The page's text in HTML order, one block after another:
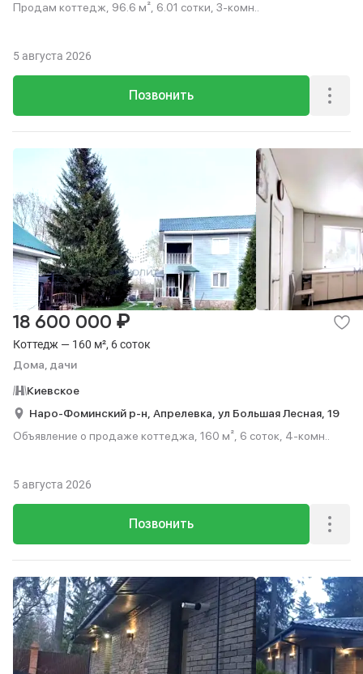
Продам коттедж, 96.6 м², 6.01 сотки, 3-комн..
Позвонить
5 августа 2026
Коттедж — 160 м², 6 соток
Дома, дачи
18 600 000 ₽
Киевское
Наро-Фоминский р-н, Апрелевка, ул Большая Лесная, 19
Объявление о продаже коттеджа, 160 м², 6 соток, 4-комн..
Позвонить
5 августа 2026